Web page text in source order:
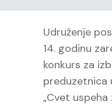
Udruženje
14. godinu
konkurs za
preduzetnica
„Cvet uspeha